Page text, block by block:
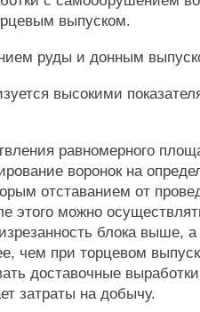
выпуском.
руды и донным
высокими
равномерного
воронок на
отставанием от
этого можно
блока выше,
чем при торцевом
доставочные
затраты на добычу.